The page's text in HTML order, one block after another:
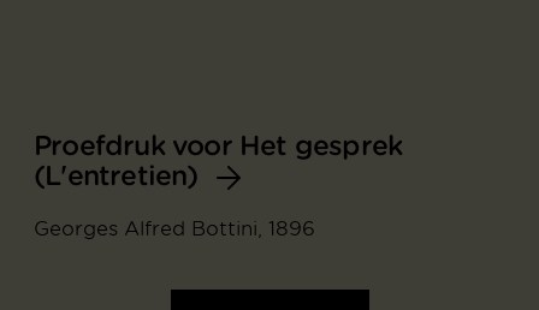
Proefdruk voor Het gesprek
(L'entretien)
Georges Alfred Bottini, 1896